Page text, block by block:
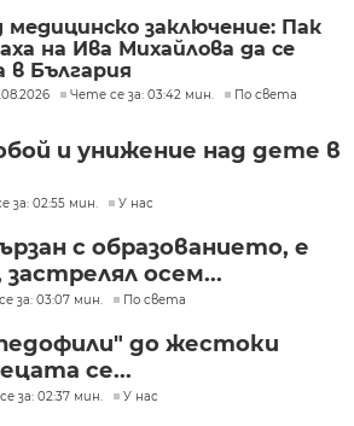
медицинско заключение: Пак
на Ива Михайлова да се
в България
Чете се за: 03:42 мин. По света
и унижение над дете в
за: 02:55 мин. У нас
с образованието, е
осем...
за: 03:07 мин. По света
до жестоки
се...
за: 02:37 мин. У нас